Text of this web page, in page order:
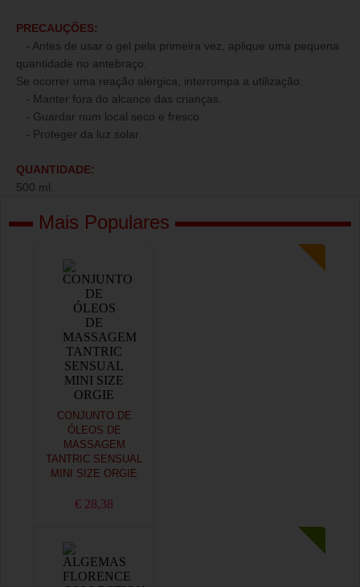
PRECAUÇÕES:
- Antes de usar o gel pela primeira vez, aplique uma pequena
quantidade no antebraço.
Se ocorrer uma reação alérgica, interrompa a utilização.
- Manter fora do alcance das crianças.
- Guardar num local seco e fresco.
- Proteger da luz solar.
QUANTIDADE:
500 ml.
Mais Populares
CONJUNTO DE
ÓLEOS DE
MASSAGEM
TANTRIC SENSUAL
MINI SIZE ORGIE
€ 28,38